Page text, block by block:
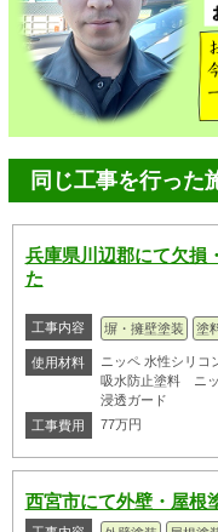
同じ工事を行った
兵庫県川辺郡にて欠損
た
工事内容 塀・擁壁塗装 塗
使用材料
ニッペ 水性シリコ
吸水防止塗料 ニ
浸透ガード
工事費用
77万円
西宮市にて外壁・屋根